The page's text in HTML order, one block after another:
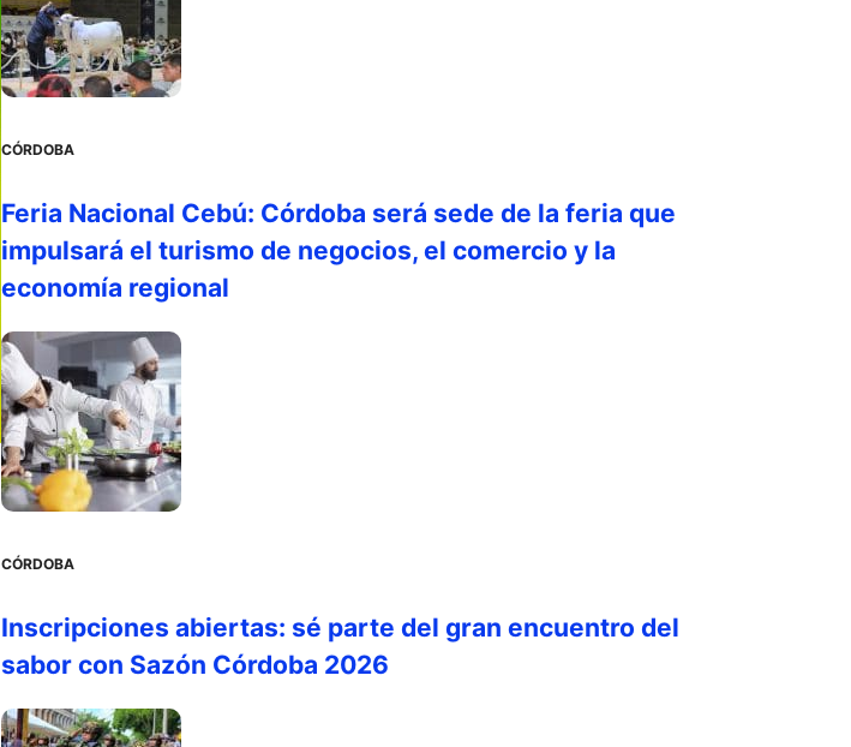
CÓRDOBA
Feria Nacional Cebú: Córdoba será sede de la feria que
impulsará el turismo de negocios, el comercio y la
economía regional
CÓRDOBA
Inscripciones abiertas: sé parte del gran encuentro del
sabor con Sazón Córdoba 2026